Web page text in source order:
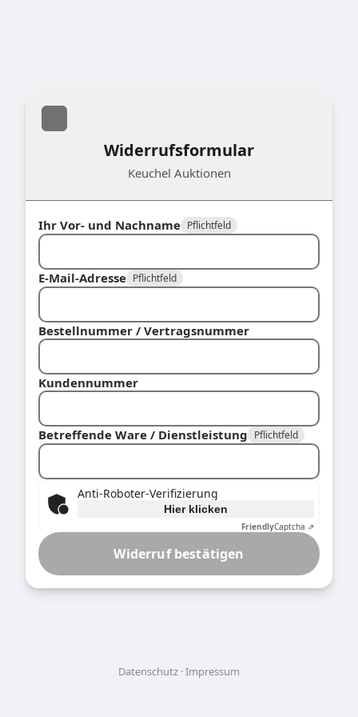
Widerrufsformular
Keuchel Auktionen
Ihr Vor- und Nachname Pflichtfeld
E-Mail-Adresse Pflichtfeld
Bestellnummer / Vertragsnummer
Kundennummer
Betreffende Ware / Dienstleistung Pflichtfeld
Anti-Roboter-Verifizierung
Hier klicken
FriendlyCaptcha ⇗
Widerruf bestätigen
Datenschutz Impressum